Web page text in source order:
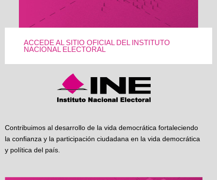
ACCEDE AL SITIO OFICIAL DEL INSTITUTO
NACIONAL ELECTORAL
Contribuimos al desarrollo de la vida democrática fortaleciendo
la confianza y la participación ciudadana en la vida democrática
y política del país.